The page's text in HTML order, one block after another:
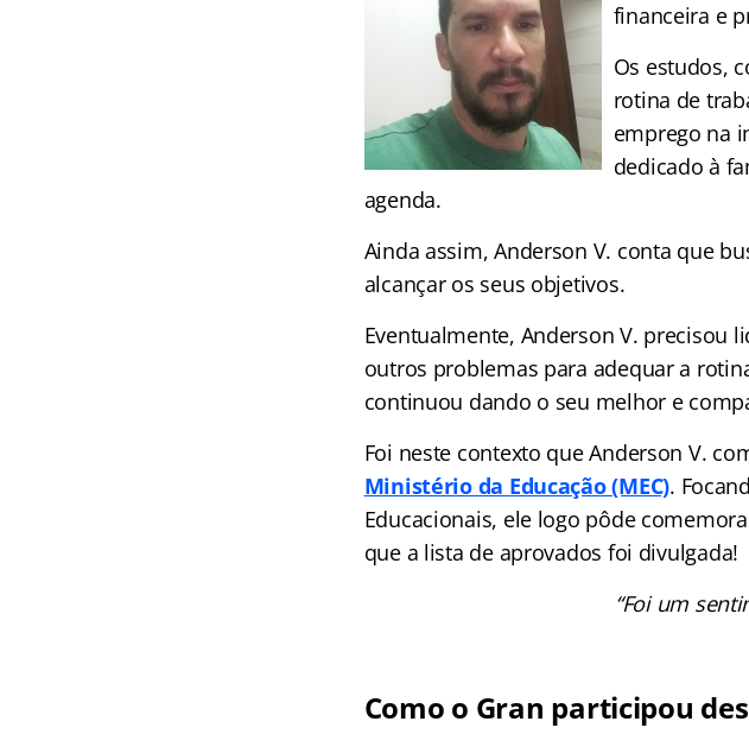
financeira e
Os estudos,
rotina de
emprego na
dedicado à
agenda.
Ainda assim, Anderson V. conta que
alcançar os seus objetivos.
Eventualmente, Anderson V. precisou
outros problemas para adequar a
continuou dando o seu melhor e
Foi neste contexto que Anderson V.
Ministério da Educação (MEC).
Educacionais, ele logo pôde
que a lista de aprovados foi divulgada!
“Foi um
Como o Gran participou